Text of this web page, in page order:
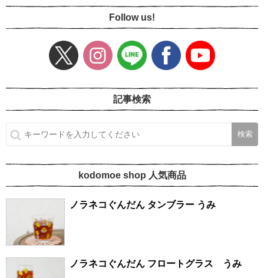
Follow us!
記事検索
kodomoe shop 人気商品
ノラネコぐんだん タンブラー うみ
ノラネコぐんだん フロートグラス うみ